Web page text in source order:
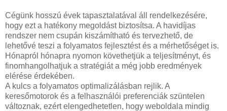
Cégünk hosszú évek tapasztalatával áll rendelkezésére,
hogy ezt a hatékony megoldást biztosítsa. A havidíjas
rendszer nem csupán kiszámítható és tervezhető, de
lehetővé teszi a folyamatos fejlesztést és a mérhetőséget is.
Hónapról hónapra nyomon követhetjük a teljesítményt, és
finomhangolhatjuk a stratégiát a még jobb eredmények
elérése érdekében.
A kulcs a folyamatos optimalizálásban rejlik. A
keresőmotorok és a felhasználói preferenciák szüntelen
változnak, ezért elengedhetetlen, hogy weboldala mindig